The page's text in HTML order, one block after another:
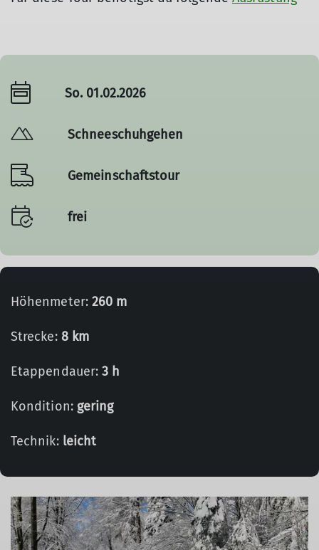
So. 01.02.2026
Schneeschuhgehen
Gemeinschaftstour
frei
Höhenmeter: 260 m
Strecke: 8 km
Etappendauer:3 h
Kondition: gering
Technik: leicht